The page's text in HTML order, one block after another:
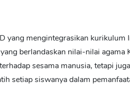
yang mengintegrasikan kurikulum
berlandaskan nilai-nilai agama
sesama manusia, tetapi
setiap siswanya dalam